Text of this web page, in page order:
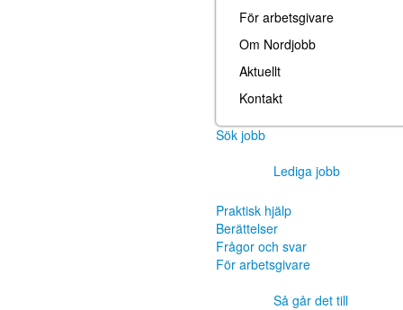
För arbetsgivare
Om Nordjobb
Aktuellt
Kontakt
Sök jobb
Lediga jobb
Praktisk hjälp
Berättelser
Frågor och svar
För arbetsgivare
Så går det till